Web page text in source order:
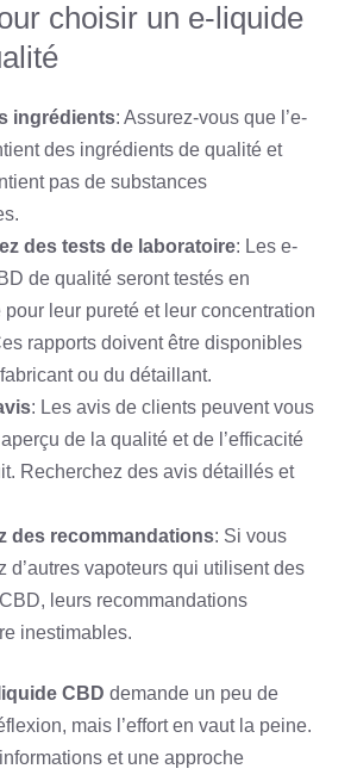
choisir un e-liquide
ingrédients: Assurez-vous que l’e-
des ingrédients de qualité et
pas de substances
des tests de laboratoire: Les e-
de qualité seront testés en
pour leur pureté et leur concentration
rapports doivent être disponibles
ou du détaillant.
: Les avis de clients peuvent vous
de la qualité et de l’efficacité
Recherchez des avis détaillés et
des recommandations: Si vous
d’autres vapoteurs qui utilisent des
leurs recommandations
inestimables.
CBD demande un peu de
mais l’effort en vaut la peine.
et une approche